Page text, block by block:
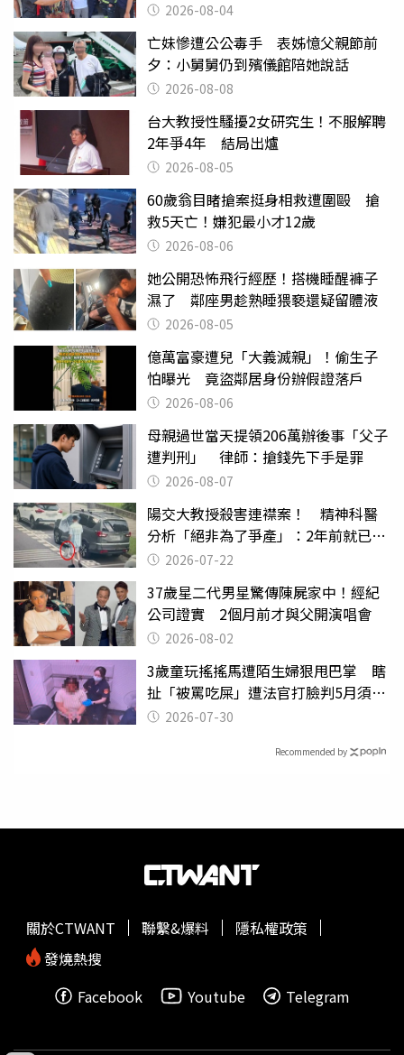
2026-08-04
亡妹慘遭公公毒手 表姊憶父親節前
夕：小舅舅仍到殯儀館陪她說話
2026-08-08
台大教授性騷擾2女研究生！不服解聘
2年爭4年 結局出爐
2026-08-05
60歲翁目睹搶案挺身相救遭圍毆 搶
救5天亡！嫌犯最小才12歲
2026-08-06
她公開恐怖飛行經歷！搭機睡醒褲子
濕了 鄰座男趁熟睡猥褻還疑留體液
2026-08-05
億萬富豪遭兒「大義滅親」！偷生子
怕曝光 竟盜鄰居身份辦假證落戶
2026-08-06
母親過世當天提領206萬辦後事「父子
遭判刑」 律師：搶錢先下手是罪
2026-08-07
陽交大教授殺害連襟案！ 精神科醫
分析「絕非為了爭產」：2年前就已言
行詭異
2026-07-22
37歲星二代男星驚傳陳屍家中！經紀
公司證實 2個月前才與父開演唱會
2026-08-02
3歲童玩搖搖馬遭陌生婦狠甩巴掌 瞎
扯「被罵吃屎」遭法官打臉判5月須入
監 2026-07-30
Recommended by
關於CTWANT 聯繫&爆料
隱私權政策
發燒熱搜
Facebook
Youtube Telegram